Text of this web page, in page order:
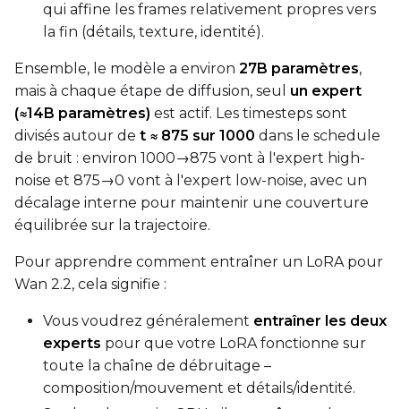
ToggleCache Text
Cache Text
ToggleDifferential
Differential Output
ToggleBlank Prompt
Blank Prompt
Other
ToggleContrastive
Contrastive Guidance
ADVANCED
DATASETS
qui affine les frames relativement propres vers
la fin (détails, texture, identité).
Ensemble, le modèle a environ 27B paramètres,
mais à chaque étape de diffusion, seul un expert
(≈14B paramètres) est actif. Les timesteps sont
divisés autour de t ≈ 875 sur 1000 dans le schedule
de bruit : environ 1000→875 vont à l'expert high-
noise et 875→0 vont à l'expert low-noise, avec un
décalage interne pour maintenir une couverture
équilibrée sur la trajectoire.
Pour apprendre comment entraîner un LoRA pour
Wan 2.2, cela signifie :
Vous voudrez généralement entraîner les deux
experts pour que votre LoRA fonctionne sur
toute la chaîne de débruitage –
composition/mouvement et détails/identité.